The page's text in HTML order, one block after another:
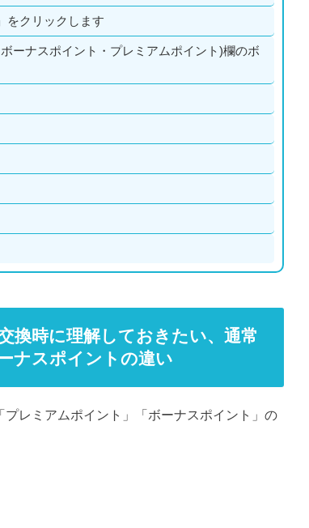
をクリックします
ーナスポイント・プレミアムポイント)欄のボ
換時に理解しておきたい、通常
ナスポイントの違い
レミアムポイント」「ボーナスポイント」の